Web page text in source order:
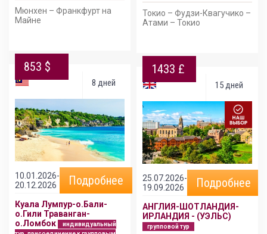
Мюнхен – Франкфурт на
Майне
8 дней
853 $
10.01.2026-
20.12.2026
Подробнее
Куала Лумпур-о.Бали-
о.Гили Траванган-
о.Ломбок
индивидуальный
Токио – Фудзи-Квагучико –
Атами – Токио
15 дней
1433 £
25.07.2026-
19.09.2026
Подробнее
АНГЛИЯ-ШОТЛАНДИЯ-
ИРЛАНДИЯ - (УЭЛЬС)
групповой тур